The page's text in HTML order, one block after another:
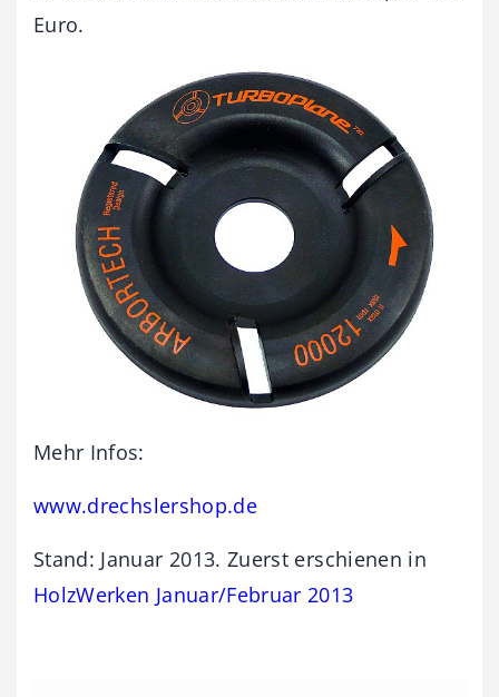
Euro.
Mehr Infos:
www.drechslershop.de
Stand: Januar 2013. Zuerst erschienen in
HolzWerken Januar/Februar 2013